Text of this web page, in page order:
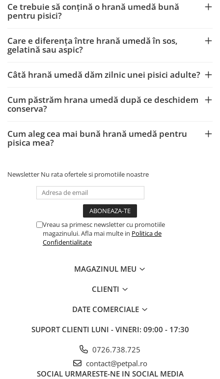
Ce trebuie să conțină o hrană umedă bună
pentru pisici?
Care e diferența între hrană umedă în sos,
gelatină sau aspic?
Câtă hrană umedă dăm zilnic unei pisici adulte?
Cum păstrăm hrana umedă după ce deschidem
conserva?
Cum aleg cea mai bună hrană umedă pentru
pisica mea?
Newsletter Nu rata ofertele si promotiile noastre
Vreau sa primesc newsletter cu promotiile
magazinului. Afla mai multe in Politica de
Confidentialitate
MAGAZINUL MEU
CLIENTI
DATE COMERCIALE
SUPORT CLIENTI LUNI - VINERI: 09:00 - 17:30
0726.738.725
contact@petpal.ro
SOCIAL URMARESTE-NE IN SOCIAL MEDIA